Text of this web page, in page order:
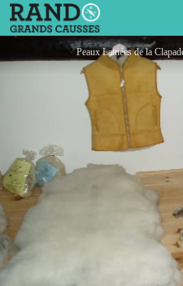
Peaux Lainées de la Clapade